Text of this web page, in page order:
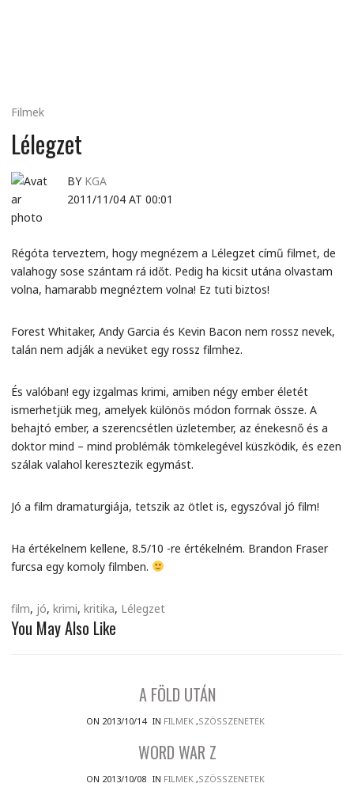
Filmek
Lélegzet
BY KGA
2011/11/04 AT 00:01
Régóta terveztem, hogy megnézem a Lélegzet című filmet, de
valahogy sose szántam rá időt. Pedig ha kicsit utána olvastam
volna, hamarabb megnéztem volna! Ez tuti biztos!
Forest Whitaker, Andy Garcia és Kevin Bacon nem rossz nevek,
talán nem adják a nevüket egy rossz filmhez.
És valóban! egy izgalmas krimi, amiben négy ember életét
ismerhetjük meg, amelyek különös módon forrnak össze. A
behajtó ember, a szerencsétlen üzletember, az énekesnő és a
doktor mind – mind problémák tömkelegével küszködik, és ezen
szálak valahol keresztezik egymást.
Jó a film dramaturgiája, tetszik az ötlet is, egyszóval jó film!
Ha értékelnem kellene, 8.5/10 -re értékelném. Brandon Fraser
furcsa egy komoly filmben.
film, jó, krimi, kritika, Lélegzet
You May Also Like
A FÖLD UTÁN
ON 2013/10/14 IN FILMEK,SZÖSSZENETEK
WORD WAR Z
ON 2013/10/08 IN FILMEK,SZÖSSZENETEK